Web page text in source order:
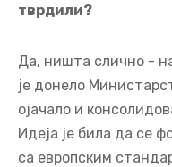
тврдили?
Да, ништа слично -
је донело
ојачало и
Идеја је била да се
са европским